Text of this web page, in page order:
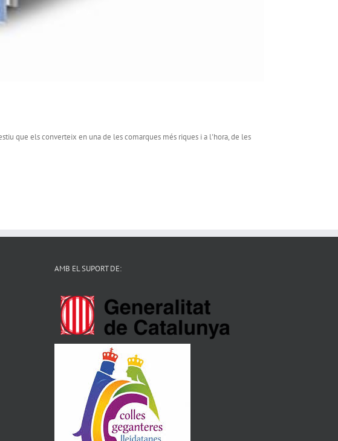
que els converteix en una de les comarques més riques i a l'hora, de les
AMB EL SUPORT DE: